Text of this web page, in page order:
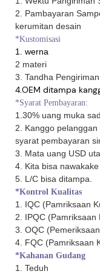
2. Pambayaran
kerumitan desain
*Kustomisasi
1. werna
2 materi
3. Tandha
4.OEM ditampa
*Syarat Pembayaran:
1.30% uang muka
2. Kanggo
syarat pembayaran
3. Mata uang USD
4. Kita bisa
5. L/C bisa ditampa.
*Kontrol Kualitas
1. IQC (Pamriksaan
2. IPQC (Pamriksaan
3. OQC
4. FQC (Pamriksaan
*Kahanan Gudang
1. Teduh